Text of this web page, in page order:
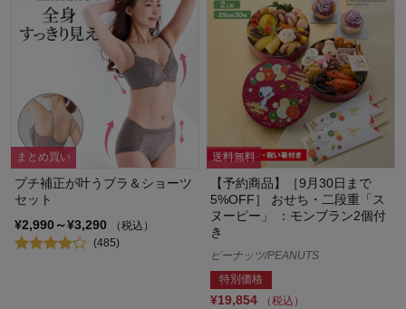
まとめ買い
プチ補正が叶うブラ＆ショーツ
セット
¥2,990～¥3,290
（税込）
(485)
送料無料
【予約商品】［9月30日まで
5%OFF］ おせち・二段重「ス
ヌーピー」 ：モンブラン2個付
き
ピーナッツ/PEANUTS
特別価格
¥19,854 （税込）